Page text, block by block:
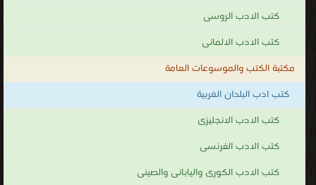
كتب الادب الروسى
كتب الادب الالمانى
مكتبة الكتب والموسوعات العامة
كتب ادب البلدان الغربية
كتب الادب الانجليزى
كتب الادب الفرنسى
كتب الادب الكورى واليابانى والصينى